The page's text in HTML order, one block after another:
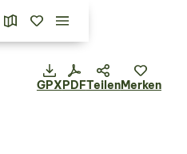
GPXPDFTeilenMerken